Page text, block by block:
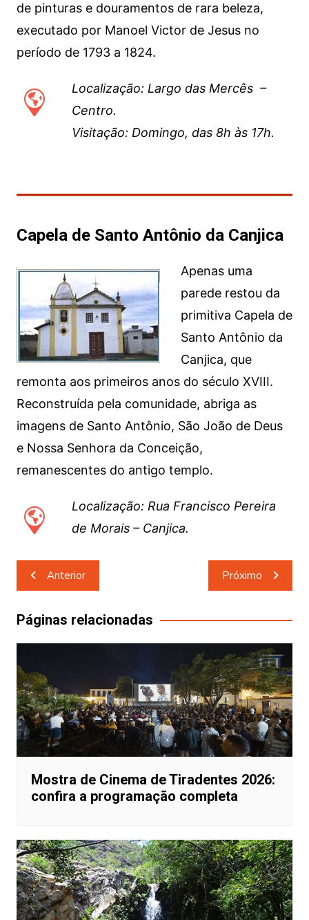
de pinturas e douramentos de rara beleza,
executado por Manoel Victor de Jesus no
período de 1793 a 1824.
Localização: Largo das Mercês –
Centro.
Visitação: Domingo, das 8h às 17h.
Capela de Santo Antônio da Canjica
Apenas uma
parede restou da
primitiva Capela de
Santo Antônio da
Canjica, que
remonta aos primeiros anos do século XVIII.
Reconstruída pela comunidade, abriga as
imagens de Santo Antônio, São João de Deus
e Nossa Senhora da Conceição,
remanescentes do antigo templo.
Localização: Rua Francisco Pereira
de Morais – Canjica.
Navegação
de
Post
Anterior Próximo
Páginas relacionadas
Mostra de Cinema de Tiradentes 2026:
confira a programação completa